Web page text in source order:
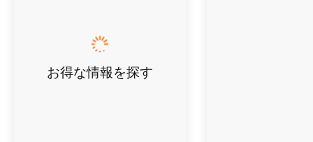
お得な情報を探す